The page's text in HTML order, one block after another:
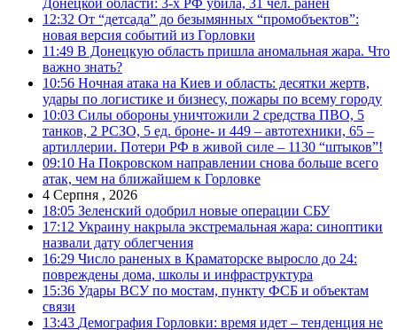
12:32 От “детсада” до безымянных “промобъектов”:
новая версия событий из Горловки
11:49 В Донецкую область пришла аномальная жара. Что
важно знать?
10:56 Ночная атака на Киев и область: десятки жертв,
удары по логистике и бизнесу, пожары по всему городу
10:03 Силы обороны уничтожили 2 средства ПВО, 5
танков, 2 РСЗО, 5 ед. броне- и 449 – автотехники, 65 –
артиллерии. Потери РФ в живой силе – 1130 “штыков”!
09:10 На Покровском направлении снова больше всего
атак, чем на ближайшем к Горловке
4 Серпня , 2026
18:05 Зеленский одобрил новые операции СБУ
17:12 Украину накрыла экстремальная жара: синоптики
назвали дату облегчения
16:29 Число раненых в Краматорске выросло до 24:
повреждены дома, школы и инфраструктура
15:36 Удары ВСУ по мостам, пункту ФСБ и объектам
связи
13:43 Демография Горловки: время идет – тенденция не